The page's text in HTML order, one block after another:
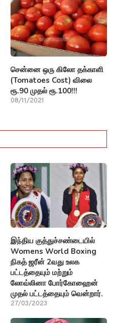
சென்னை ஒரு கிலோ தக்காளி
(Tomatoes Cost) விலை
ரூ.90 முதல் ரூ.100!!!
08/11/2021
இந்திய குத்துச்சண்டையில்
Womens World Boxing
நிகத் ஜரீன் 2வது உலக
பட்டத்தையும் மற்றும்
லோவ்லினா போர்கோஹைன்
முதல் பட்டத்தையும் வென்றார்.
27/03/2023